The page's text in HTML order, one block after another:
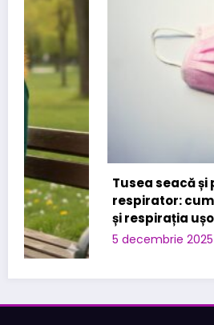
Tusea seacă și protejarea
respirator: cum să-ți menții
și respirația ușoară
5 decembrie 2025 Sfatul